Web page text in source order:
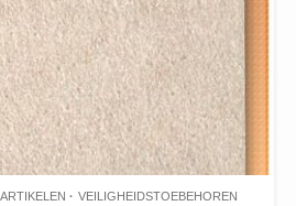
VEILIGHEIDSTOEBEHOREN